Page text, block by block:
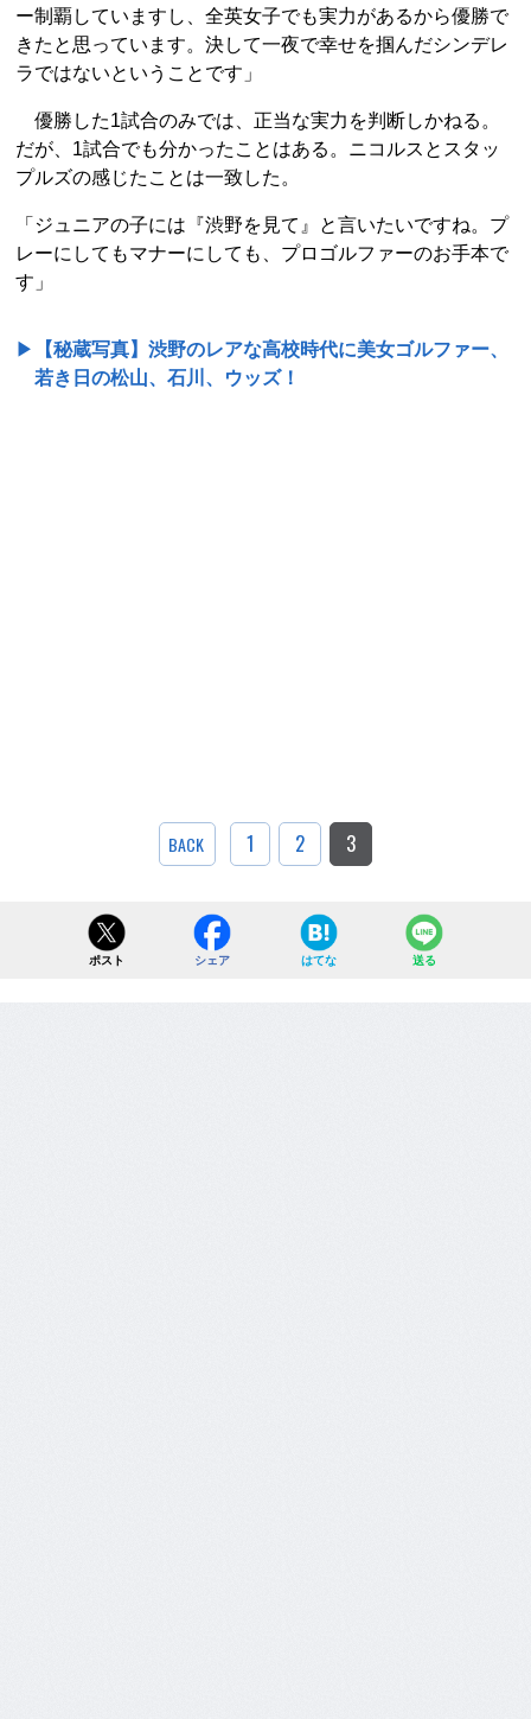
ー制覇していますし、全英女子でも実力があるから優勝で
きたと思っています。決して一夜で幸せを掴んだシンデレ
ラではないということです」
優勝した1試合のみでは、正当な実力を判断しかねる。
だが、1試合でも分かったことはある。ニコルスとスタッ
プルズの感じたことは一致した。
「ジュニアの子には『渋野を見て』と言いたいですね。プ
レーにしてもマナーにしても、プロゴルファーのお手本で
す」
▶
【秘蔵写真】渋野のレアな高校時代に美女ゴルファー、
若き日の松山、石川、ウッズ！
BACK 1 2 3
ポスト シェア はてな 送る